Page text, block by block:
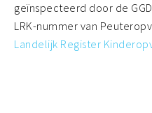
geïnspecteerd door de
LRK-nummer van
Landelijk Register